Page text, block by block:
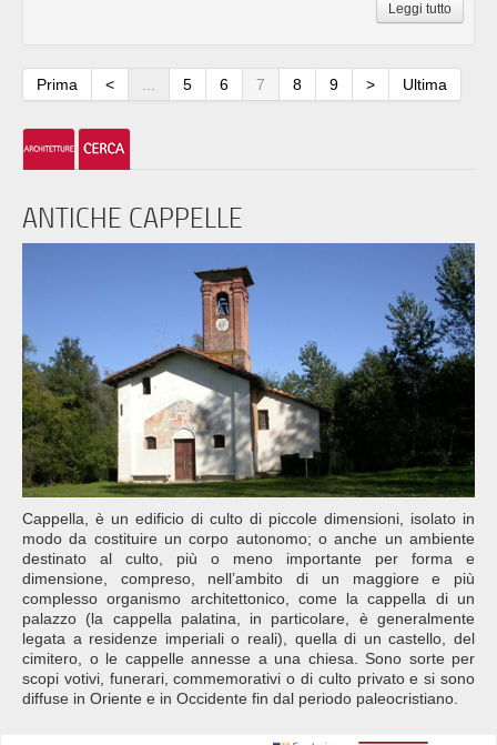
Leggi tutto
Prima < ... 5 6 7 8 9 > Ultima
ANTICHE CAPPELLE
Cappella, è un edificio di culto di piccole dimensioni, isolato in
modo da costituire un corpo autonomo; o anche un ambiente
destinato al culto, più o meno importante per forma e
dimensione, compreso, nell’ambito di un maggiore e più
complesso organismo architettonico, come la cappella di un
palazzo (la cappella palatina, in particolare, è generalmente
legata a residenze imperiali o reali), quella di un castello, del
cimitero, o le cappelle annesse a una chiesa. Sono sorte per
scopi votivi, funerari, commemorativi o di culto privato e si sono
diffuse in Oriente e in Occidente fin dal periodo paleocristiano.